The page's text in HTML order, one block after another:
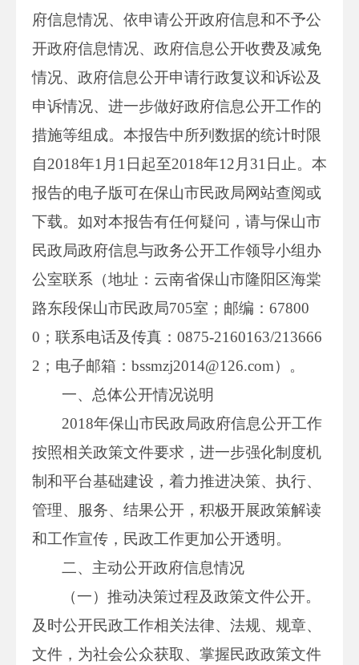
府信息情况、依申请公开政府信息和不予公
开政府信息情况、政府信息公开收费及减免
情况、政府信息公开申请行政复议和诉讼及
申诉情况、进一步做好政府信息公开工作的
措施等组成。本报告中所列数据的统计时限
自2018年1月1日起至2018年12月31日止。本
报告的电子版可在保山市民政局网站查阅或
下载。如对本报告有任何疑问，请与保山市
民政局政府信息与政务公开工作领导小组办
公室联系（地址：云南省保山市隆阳区海棠
路东段保山市民政局705室；邮编：67800
0；联系电话及传真：0875-2160163/213666
2；电子邮箱：bssmzj2014@126.com）。
一、总体公开情况说明
2018年保山市民政局政府信息公开工作
按照相关政策文件要求，进一步强化制度机
制和平台基础建设，着力推进决策、执行、
管理、服务、结果公开，积极开展政策解读
和工作宣传，民政工作更加公开透明。
二、主动公开政府信息情况
（一）推动决策过程及政策文件公开。
及时公开民政工作相关法律、法规、规章、
文件，为社会公众获取、掌握民政政策文件